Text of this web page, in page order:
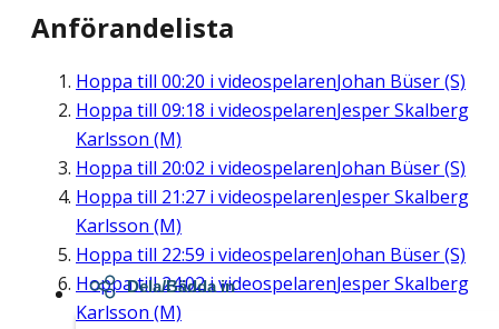
Anförandelista
Hoppa till 00:20 i videospelarenJohan Büser (S)
Hoppa till 09:18 i videospelarenJesper Skalberg
Karlsson (M)
Hoppa till 20:02 i videospelarenJohan Büser (S)
Hoppa till 21:27 i videospelarenJesper Skalberg
Karlsson (M)
Hoppa till 22:59 i videospelarenJohan Büser (S)
Hoppa till24:02i videospelarenJesper Skalberg
Karlsson (M)
Dela/Bädda in